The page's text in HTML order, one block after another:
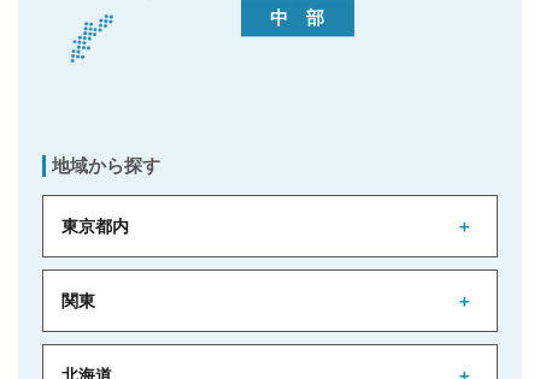
地域から探す
東京都内
関東